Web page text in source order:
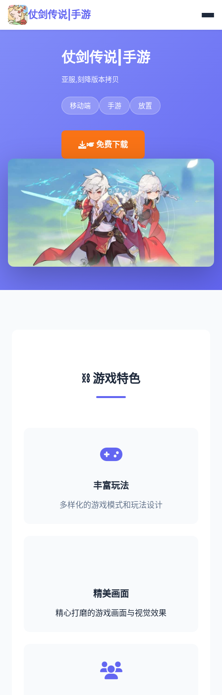
仗剑传说|手游
仗剑传说|手游
亚服,刻降版本拷贝
移动端 手游 放置
🎺 免费下载
⛓️ 游戏特色
丰富玩法
多样化的游戏模式和玩法设计
精美画面
精心打磨的游戏画面与视觉效果